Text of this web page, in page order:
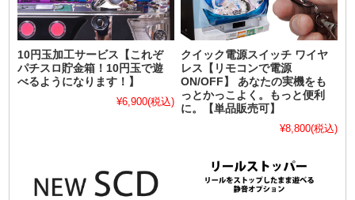
10円玉加工サービス【これぞ
パチスロ貯金箱！10円玉で遊
べるようになります！】
¥6,900(税込)
クイック電源スイッチ ワイヤ
レス【リモコンで電源
ON/OFF】 あなたの実機をも
っとかっこよく。もっと便利
に。【単品販売可】
¥8,800(税込)